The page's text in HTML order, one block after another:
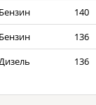
Бензин 140
Бензин 136
136